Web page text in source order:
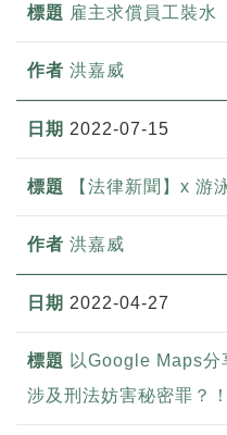
雇主求償員工裝水
洪嘉威
2022-07-15
【法律新聞】x 游
洪嘉威
2022-04-27
以Google Maps分
涉及刑法妨害秘密罪？！